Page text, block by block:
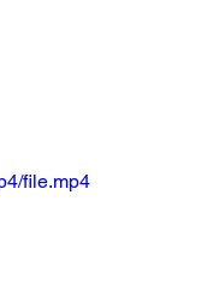
file.mp4